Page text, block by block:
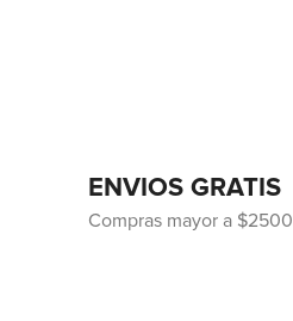
ENVIOS GRATIS
Compras mayor a $2500